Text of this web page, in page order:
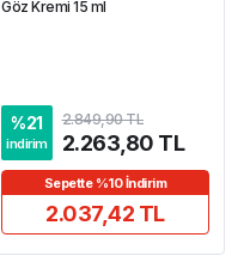
Göz Kremi 15 ml
%21
indirim
2.849,90 TL
2.263,80 TL
Sepette %10 İndirim
2.037,42 TL